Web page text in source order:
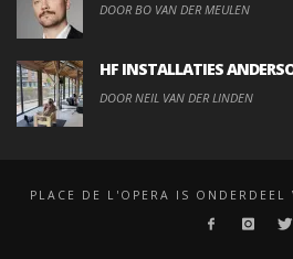
DOOR BO VAN DER MEULEN
HF INSTALLATIES
DOOR NEIL VAN DER LINDEN
PLACE DE L'OPERA IS ONDERDEEL